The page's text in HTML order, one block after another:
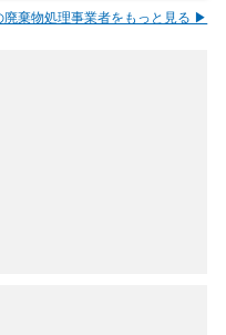
廃棄物処理事業者をもっと見る ▶